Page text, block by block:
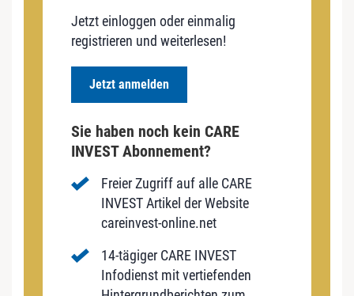
Jetzt einloggen oder einmalig
registrieren und weiterlesen!
Jetzt anmelden
Sie haben noch kein CARE
INVEST Abonnement?
Freier Zugriff auf alle CARE
INVEST Artikel der Website
careinvest-online.net
14-tägiger CARE INVEST
Infodienst mit vertiefenden